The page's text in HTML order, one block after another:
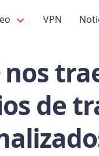
VPN
nos
de